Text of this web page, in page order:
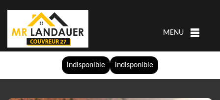
indisponible indisponible
MENU